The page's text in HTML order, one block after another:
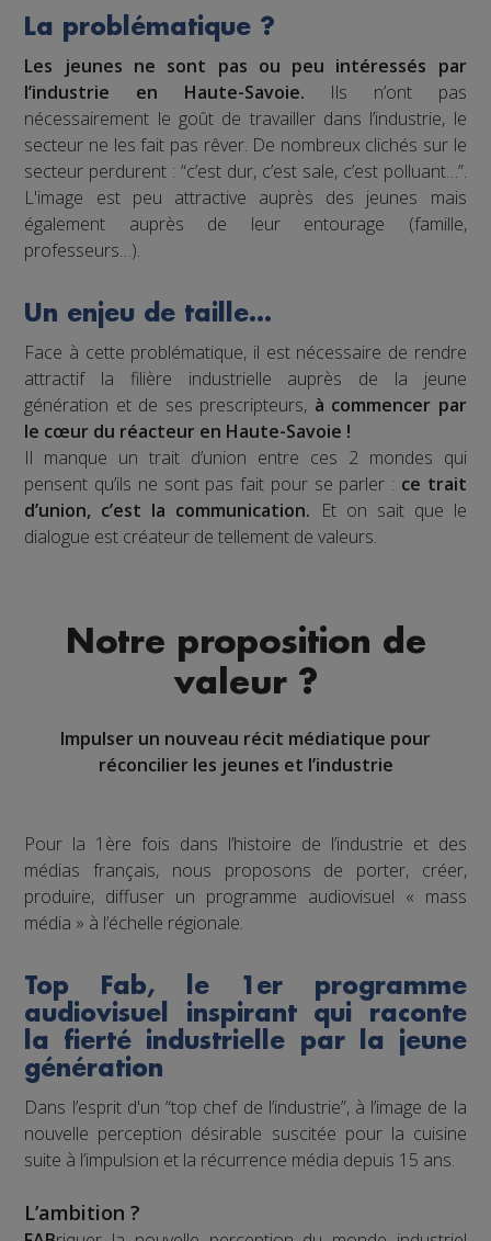
La problématique ?
Les jeunes ne sont pas ou peu intéressés par
l’industrie en Haute-Savoie. Ils n’ont pas
nécessairement le goût de travailler dans l’industrie, le
secteur ne les fait pas rêver. De nombreux clichés sur le
secteur perdurent : “c’est dur, c’est sale, c’est polluant…”.
L'image est peu attractive auprès des jeunes mais
également auprès de leur entourage (famille,
professeurs…).
Un enjeu de taille…
Face à cette problématique, il est nécessaire de rendre
attractif la filière industrielle auprès de la jeune
génération et de ses prescripteurs, à commencer par
le cœur du réacteur en Haute-Savoie !
Il manque un trait d’union entre ces 2 mondes qui
pensent qu’ils ne sont pas fait pour se parler : ce trait
d’union, c’est la communication. Et on sait que le
dialogue est créateur de tellement de valeurs.
Notre proposition de
valeur ?
Impulser un nouveau récit médiatique pour
réconcilier les jeunes et l’industrie
Pour la 1ère fois dans l’histoire de l’industrie et des
médias français, nous proposons de porter, créer,
produire, diffuser un programme audiovisuel « mass
média » à l’échelle régionale.
Top Fab, le 1er programme
audiovisuel inspirant qui raconte
la fierté industrielle par la jeune
génération
Dans l’esprit d'un “top chef de l’industrie”, à l’image de la
nouvelle perception désirable suscitée pour la cuisine
suite à l’impulsion et la récurrence média depuis 15 ans.
L’ambition ?